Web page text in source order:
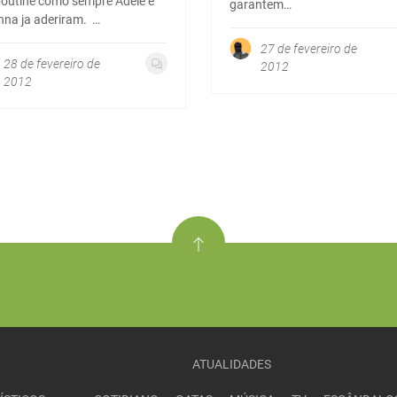
ja aderiram. …
28 de fevereiro de
2012
garantem…
27 de fevereiro de
2012
ATUALIDADES